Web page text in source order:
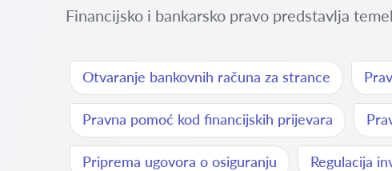
Financijsko i bankarsko pravo predstavlja
Otvaranje bankovnih računa za strance
Pravna pomoć kod financijskih prijevara
Priprema ugovora o osiguranju Regulacija